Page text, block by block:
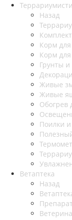
Назад
Корм
Корм
Грунты и
Живые
Живые
Обогрев
Поилки
Ветаптека
Назад